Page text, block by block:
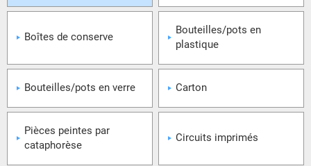
Boîtes de conserve
Bouteilles/pots en
plastique
Bouteilles/pots en verre Carton
Pièces peintes par
cataphorèse
Circuits imprimés